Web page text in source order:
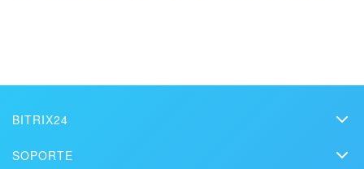
ENCONTRAR UN SOCIO DE BITRIX24 CERCA DE MI
BITRIX24
SOPORTE